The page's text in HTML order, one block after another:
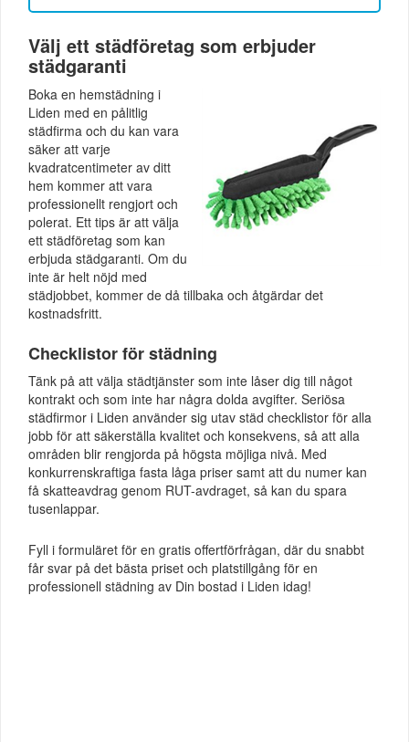
Välj ett städföretag som erbjuder
städgaranti
Boka en hemstädning i
Liden med en pålitlig
städfirma och du kan vara
säker att varje
kvadratcentimeter av ditt
hem kommer att vara
professionellt rengjort och
polerat. Ett tips är att välja
ett städföretag som kan
erbjuda städgaranti. Om du
inte är helt nöjd med
städjobbet, kommer de då tillbaka och åtgärdar det
kostnadsfritt.
Checklistor för städning
Tänk på att välja städtjänster som inte låser dig till något
kontrakt och som inte har några dolda avgifter. Seriösa
städfirmor i Liden använder sig utav städ checklistor för alla
jobb för att säkerställa kvalitet och konsekvens, så att alla
områden blir rengjorda på högsta möjliga nivå. Med
konkurrenskraftiga fasta låga priser samt att du numer kan
få skatteavdrag genom RUT-avdraget, så kan du spara
tusenlappar.
Fyll i formuläret för en gratis offertförfrågan, där du snabbt
får svar på det bästa priset och platstillgång för en
professionell städning av Din bostad i Liden idag!